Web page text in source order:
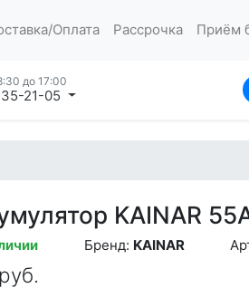
Оплата Рассрочка Приём
до 17:00
21-05
KAINAR
Бренд: KAINAR
руб.